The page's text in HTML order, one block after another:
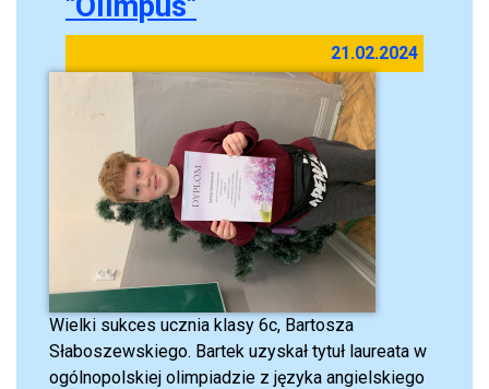
21.02.2024
Wielki sukces ucznia klasy 6c, Bartosza
Słaboszewskiego. Bartek uzyskał tytuł laureata w
ogólnopolskiej olimpiadzie z języka angielskiego